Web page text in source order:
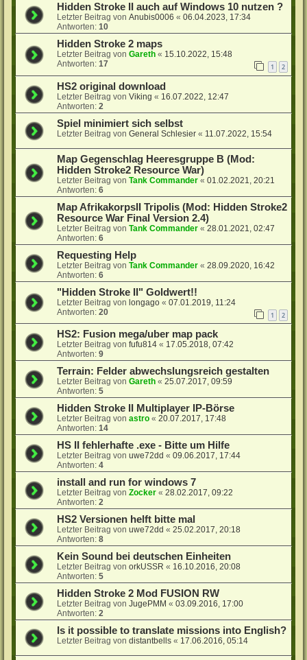
Hidden Stroke II auch auf Windows 10 nutzen ?
Letzter Beitrag vonAnubis0006 «06.04.2023, 17:34
Antworten:10
Hidden Stroke 2 maps
Letzter Beitrag vonGareth « 15.10.2022, 15:48
Antworten:17 1 2
HS2 original download
Letzter Beitrag vonViking « 16.07.2022, 12:47
Antworten:2
Spiel minimiert sich selbst
Letzter Beitrag vonGeneral Schlesier « 11.07.2022, 15:54
Map Gegenschlag Heeresgruppe B (Mod:
Hidden Stroke2 Resource War)
Letzter Beitrag vonTank Commander «01.02.2021, 20:21
Antworten:6
Map AfrikakorpsII Tripolis (Mod: Hidden Stroke2
Resource War Final Version 2.4)
Letzter Beitrag vonTank Commander «28.01.2021, 02:47
Antworten:6
Requesting Help
Letzter Beitrag vonTank Commander «28.09.2020, 16:42
Antworten:6
"Hidden Stroke II" Goldwert!!
Letzter Beitrag vonlongago «07.01.2019, 11:24
Antworten:20 1 2
HS2: Fusion mega/uber map pack
Letzter Beitrag vonfufu814 « 17.05.2018, 07:42
Antworten:9
Terrain: Felder abwechslungsreich gestalten
Letzter Beitrag vonGareth «25.07.2017, 09:59
Antworten:5
Hidden Stroke II Multiplayer IP-Börse
Letzter Beitrag vonastro «20.07.2017, 17:48
Antworten:14
HS II fehlerhafte .exe - Bitte um Hilfe
Letzter Beitrag vonuwe72dd «09.06.2017, 17:44
Antworten:4
install and run for windows 7
Letzter Beitrag vonZocker «28.02.2017, 09:22
Antworten:2
HS2 Versionen helft bitte mal
Letzter Beitrag vonuwe72dd «25.02.2017, 20:18
Antworten:8
Kein Sound bei deutschen Einheiten
Letzter Beitrag vonorkUSSR « 16.10.2016, 20:08
Antworten:5
Hidden Stroke 2 Mod FUSION RW
Letzter Beitrag vonJugePMM «03.09.2016, 17:00
Antworten:2
Is it possible to translate missions into English?
Letzter Beitrag vondistantbells « 17.06.2016, 05:14